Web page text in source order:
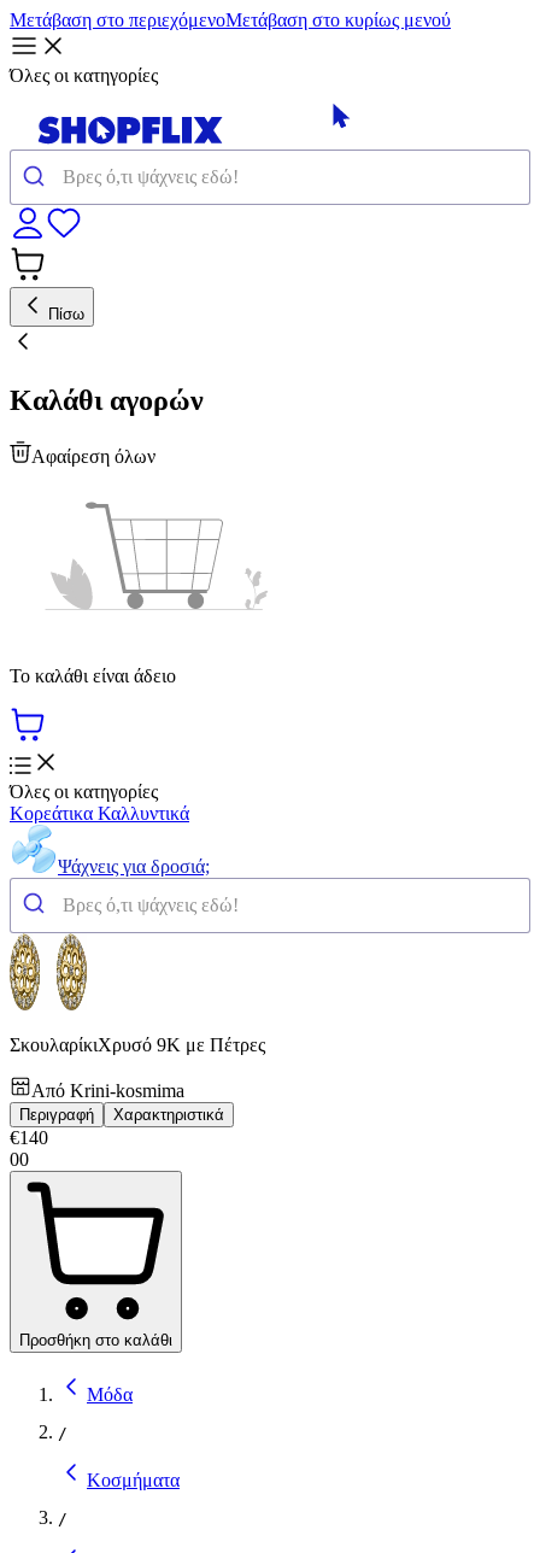
Μετάβαση στο περιεχόμενοΜετάβαση στο κυρίως μενού
Όλες οι κατηγορίες
Πίσω
Καλάθι αγορών
Αφαίρεση όλων
Το καλάθι είναι άδειο
Όλες οι κατηγορίες
Κορεάτικα Καλλυντικά
Ψάχνεις για δροσιά;
ΣκουλαρίκιΧρυσό 9K με Πέτρες
Από Krini-kosmima
Περιγραφή Χαρακτηριστικά
€140
00
Προσθήκη στο καλάθι
Μόδα
/
Κοσμήματα
/